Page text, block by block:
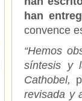
han
convence
“Hemos
síntesis y
Cathobel,
revisada y